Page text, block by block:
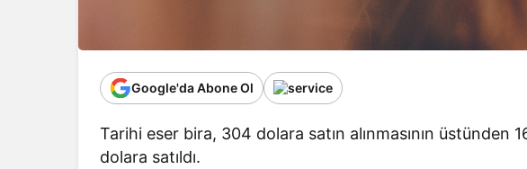
Google'da Abone Ol
Tarihi eser bira, 304 dolara satın alınmasının üstünden
dolara satıldı.